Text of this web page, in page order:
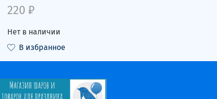
220 ₽
Нет в наличии
В избранное